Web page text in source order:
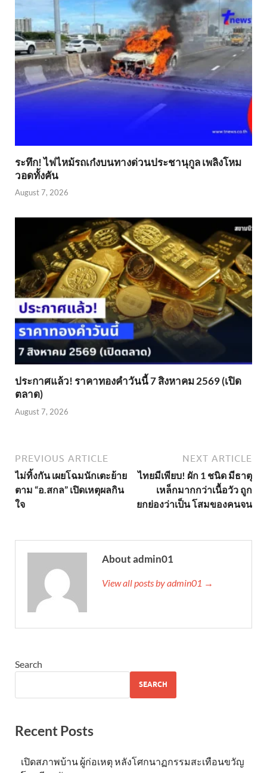
ระทึก! ไฟไหม้รถเก๋งบนทางด่วนประชานุกูล เพลิงโหม
วอดทั้งคัน
August 7, 2026
ประกาศแล้ว! ราคาทองคำวันนี้ 7 สิงหาคม 2569 (เปิด
ตลาด)
August 7, 2026
PREVIOUS ARTICLE
ไม่ทิ้งกัน เผยโฉมนักเตะย้าย
ตาม “อ.สกล” เปิดเหตุผลกิน
ใจ
NEXT ARTICLE
ไทยมีเพียบ! ผัก 1 ชนิด มีธาตุ
เหล็กมากกว่าเนื้อวัว ถูก
ยกย่องว่าเป็น โสมของคนจน
About admin01
View all posts by admin01 →
Search
SEARCH
Recent Posts
เปิดสภาพบ้าน ผู้ก่อเหตุ หลังโศกนาฏกรรมสะเทือนขวัญ